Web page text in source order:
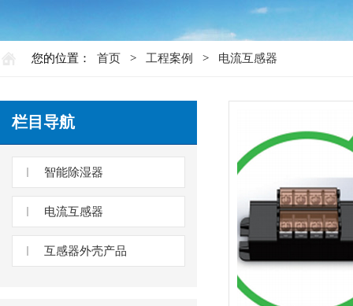
您的位置： 首页 > 工程案例 > 电流互感器
栏目导航
智能除湿器
电流互感器
互感器外壳产品